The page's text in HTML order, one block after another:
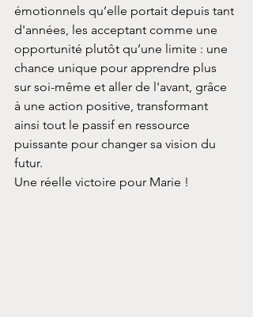
émotionnels qu’elle portait depuis tant
d'années, les acceptant comme une
opportunité plutôt qu’une limite : une
chance unique pour apprendre plus
sur soi-même et aller de l'avant, grâce
à une action positive, transformant
ainsi tout le passif en ressource
puissante pour changer sa vision du
futur.
Une réelle victoire pour Marie !